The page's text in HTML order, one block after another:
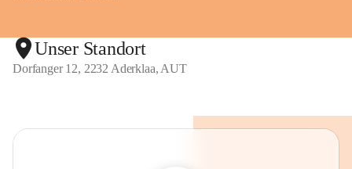
Glück Auf!
OMV Austria Exploration & Production
Anrainerservice
Unser Standort
Dorfanger 12, 2232 Aderklaa, AUT